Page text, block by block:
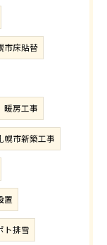
市床貼替
暖房工事
幌市新築工事
置
ト排雪